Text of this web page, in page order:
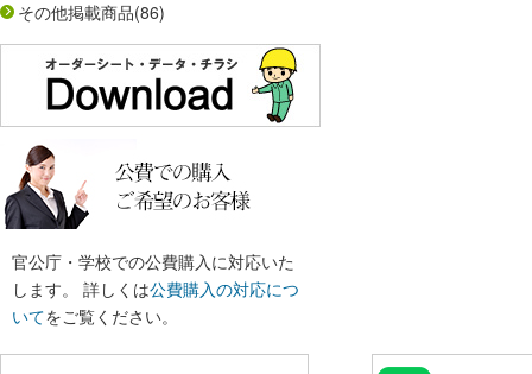
その他掲載商品(86)
官公庁・学校での公費購入に対応いた
します。 詳しくは公費購入の対応につ
いてをご覧ください。